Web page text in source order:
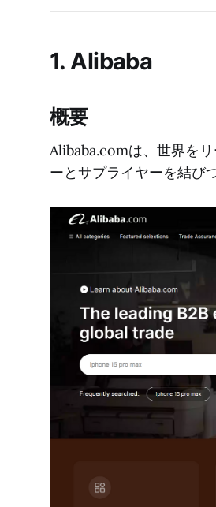
1. Alibaba
概要
Alibaba.comは、世界を
ーとサプライヤーを結び